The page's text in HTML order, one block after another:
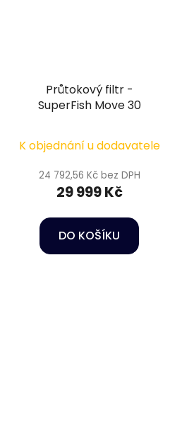
Průtokový filtr -
SuperFish Move 30
K objednání u dodavatele
24 792,56 Kč bez DPH
29 999 Kč
DO KOŠÍKU